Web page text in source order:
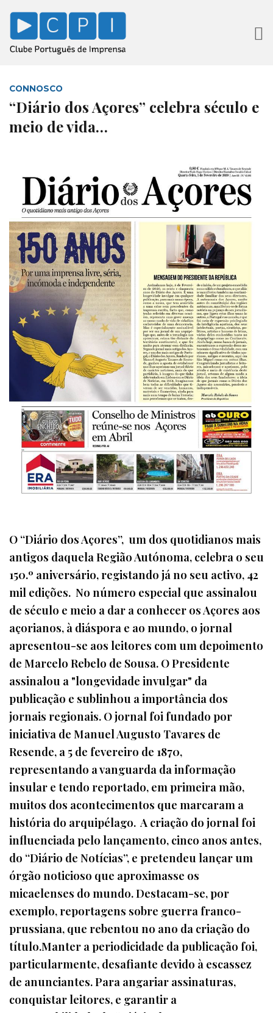
CONNOSCO
“Diário dos Açores” celebra século e
meio de vida…
O “Diário dos Açores”, um dos quotidianos mais
antigos daquela Região Autónoma, celebra o seu
150.º aniversário, registando já no seu activo, 42
mil edições. No número especial que assinalou
de século e meio a dar a conhecer os Açores aos
açorianos, à diáspora e ao mundo, o jornal
apresentou-se aos leitores com um depoimento
de Marcelo Rebelo de Sousa. O Presidente
assinalou a "longevidade invulgar" da
publicação e sublinhou a importância dos
jornais regionais. O jornal foi fundado por
iniciativa de Manuel Augusto Tavares de
Resende, a 5 de fevereiro de 1870,
representando a vanguarda da informação
insular e tendo reportado, em primeira mão,
muitos dos acontecimentos que marcaram a
história do arquipélago. A criação do jornal foi
influenciada pelo lançamento, cinco anos antes,
do “Diário de Notícias”, e pretendeu lançar um
órgão noticioso que aproximasse os
micaelenses do mundo. Destacam-se, por
exemplo, reportagens sobre guerra franco-
prussiana, que rebentou no ano da criação do
título.Manter a periodicidade da publicação foi,
particularmente, desafiante devido à escassez
de anunciantes. Para angariar assinaturas,
conquistar leitores, e garantir a